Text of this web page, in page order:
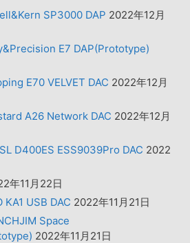
SP3000 DAP 2022年12月
E7 DAP(Prototype)
E70 VELVET DAC 2022年12月
A26 Network DAC 2022年12月
D400ES ESS9039Pro DAC 2022
年11月22日
USB DAC 2022年11月21日
Space
2022年11月21日